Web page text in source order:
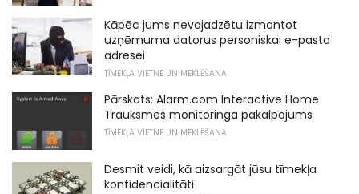
Kāpēc jums nevajadzētu izmantot
uzņēmuma datorus personiskai e-pasta
adresei
TĪMEKĻA VIETNE UN MEKLĒŠANA
Pārskats: Alarm.com Interactive Home
Trauksmes monitoringa pakalpojums
TĪMEKĻA VIETNE UN MEKLĒŠANA
Desmit veidi, kā aizsargāt jūsu tīmekļa
konfidencialitāti